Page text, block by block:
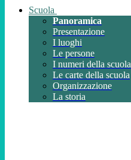
Scuola
Panoramica
Presentazione
I luoghi
Le persone
I numeri della scuola
Le carte della scuola
Organizzazione
La storia